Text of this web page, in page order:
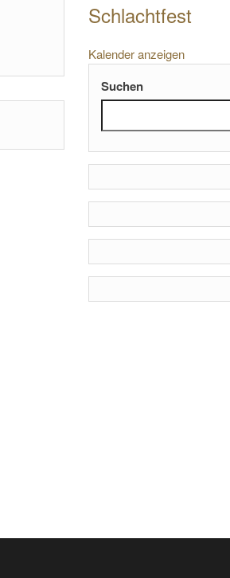
Schlachtfest
Kalender anzeigen
Suchen